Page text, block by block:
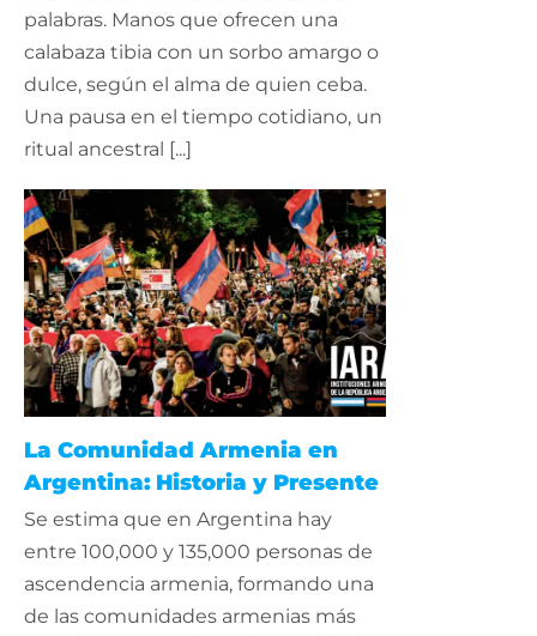
palabras. Manos que ofrecen una
calabaza tibia con un sorbo amargo o
dulce, según el alma de quien ceba.
Una pausa en el tiempo cotidiano, un
ritual ancestral [...]
La Comunidad Armenia en
Argentina: Historia y Presente
Se estima que en Argentina hay
entre 100,000 y 135,000 personas de
ascendencia armenia, formando una
de las comunidades armenias más